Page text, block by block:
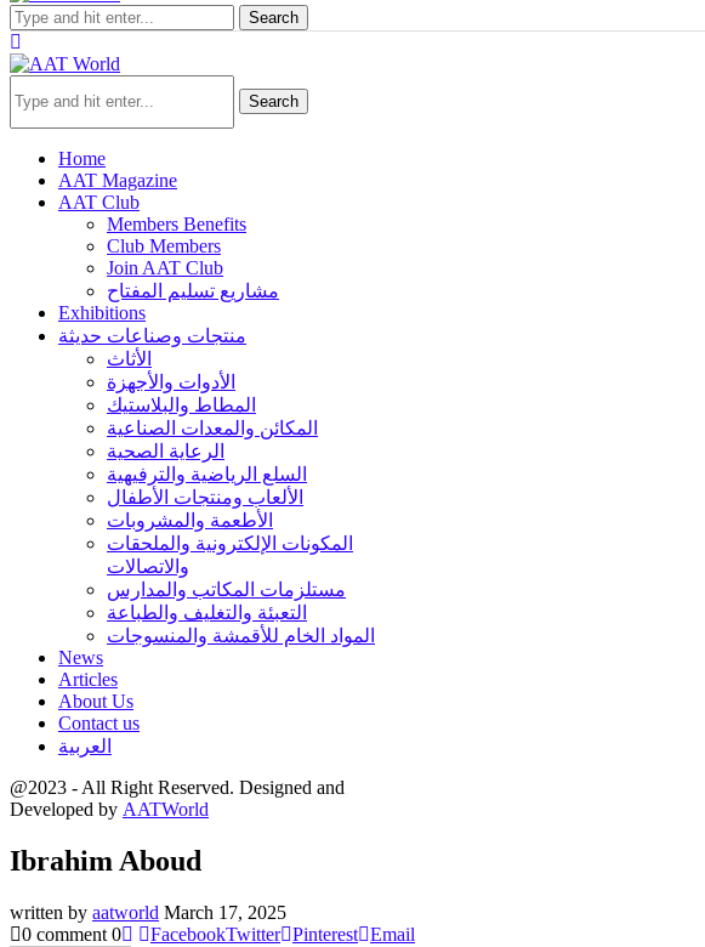
Search
Search
Home
AAT Magazine
AAT Club
Members Benefits
Club Members
Join AAT Club
مشاريع تسليم المفتاح
Exhibitions
منتجات وصناعات حديثة
الأثاث
الأدوات والأجهزة
المطاط والبلاستيك
المكائن والمعدات الصناعية
الرعاية الصحية
السلع الرياضية والترفيهية
الألعاب ومنتجات الأطفال
الأطعمة والمشروبات
المكونات الإلكترونية والملحقات
والاتصالات
مستلزمات المكاتب والمدارس
التعبئة والتغليف والطباعة
المواد الخام للأقمشة والمنسوجات
News
Articles
About Us
Contact us
العربية
@2023 - All Right Reserved. Designed and
Developed by AATWorld
Ibrahim Aboud
written by aatworld March 17, 2025
0 comment 0 FacebookTwitter Pinterest Email